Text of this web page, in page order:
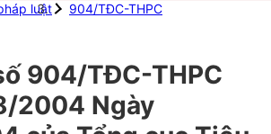
luật 904/TĐC-THPC
904/TĐC-THPC
2004 Ngày